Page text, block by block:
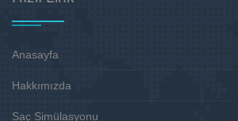
Anasayfa
Hakkımızda
Saç Simülasyonu